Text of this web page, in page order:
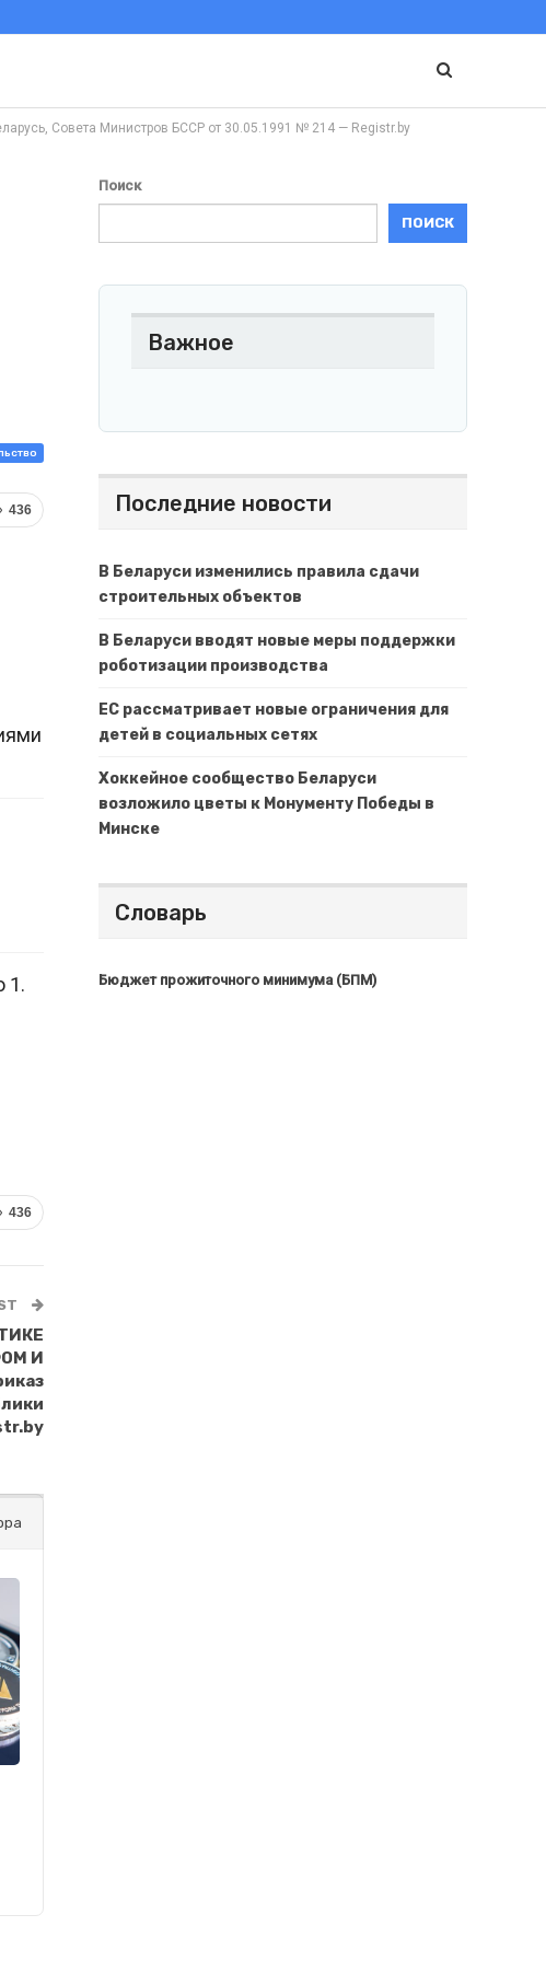
Совета Министров БССР от 30.05.1991 № 214 — Registr.by
436
1.
436
И
Поиск
ПОИСК
Важное
Последние новости
В Беларуси изменились правила сдачи
строительных объектов
В Беларуси вводят новые меры поддержки
роботизации производства
ЕС рассматривает новые ограничения для
детей в социальных сетях
Хоккейное сообщество Беларуси
возложило цветы к Монументу Победы в
Минске
Словарь
Бюджет прожиточного минимума (БПМ)